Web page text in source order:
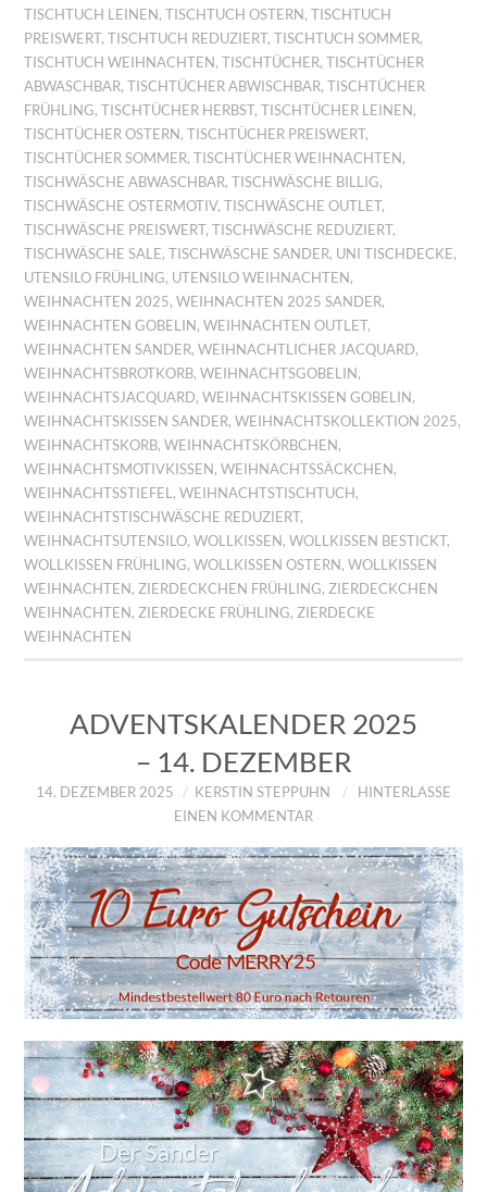
TISCHTUCH LEINEN,TISCHTUCH OSTERN,TISCHTUCH
PREISWERT,TISCHTUCH REDUZIERT,TISCHTUCH SOMMER,
TISCHTUCH WEIHNACHTEN,TISCHTÜCHER,TISCHTÜCHER
ABWASCHBAR,TISCHTÜCHER ABWISCHBAR,TISCHTÜCHER
FRÜHLING,TISCHTÜCHER HERBST,TISCHTÜCHER LEINEN,
TISCHTÜCHER OSTERN,TISCHTÜCHER PREISWERT,
TISCHTÜCHER SOMMER,TISCHTÜCHER WEIHNACHTEN,
TISCHWÄSCHE ABWASCHBAR,TISCHWÄSCHE BILLIG,
TISCHWÄSCHE OSTERMOTIV,TISCHWÄSCHE OUTLET,
TISCHWÄSCHE PREISWERT,TISCHWÄSCHE REDUZIERT,
TISCHWÄSCHE SALE,TISCHWÄSCHE SANDER, UNI TISCHDECKE,
UTENSILO FRÜHLING, UTENSILO WEIHNACHTEN,
WEIHNACHTEN 2025,WEIHNACHTEN 2025 SANDER,
WEIHNACHTEN GOBELIN,WEIHNACHTEN OUTLET,
WEIHNACHTEN SANDER,WEIHNACHTLICHER JACQUARD,
WEIHNACHTSBROTKORB,WEIHNACHTSGOBELIN,
WEIHNACHTSJACQUARD,WEIHNACHTSKISSEN GOBELIN,
WEIHNACHTSKISSEN SANDER,WEIHNACHTSKOLLEKTION 2025,
WEIHNACHTSKORB,WEIHNACHTSKÖRBCHEN,
WEIHNACHTSMOTIVKISSEN,WEIHNACHTSSÄCKCHEN,
WEIHNACHTSSTIEFEL ,WEIHNACHTSTISCHTUCH,
WEIHNACHTSTISCHWÄSCHE REDUZIERT,
WEIHNACHTSUTENSILO,WOLLKISSEN,WOLLKISSEN BESTICKT,
WOLLKISSEN FRÜHLING,WOLLKISSEN OSTERN,WOLLKISSEN
WEIHNACHTEN, ZIERDECKCHEN FRÜHLING, ZIERDECKCHEN
WEIHNACHTEN, ZIERDECKE FRÜHLING, ZIERDECKE
WEIHNACHTEN
ADVENTSKALENDER 2025
– 14. DEZEMBER
14. DEZEMBER 2025 KERSTIN STEPPUHN
HINTERLASSE
EINEN KOMMENTAR